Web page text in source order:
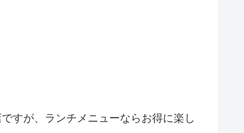
すが、ランチメニューならお得に楽し